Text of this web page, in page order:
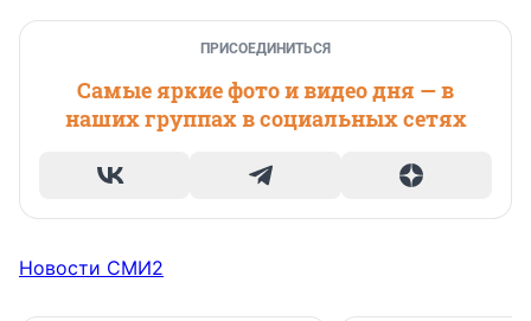
ПРИСОЕДИНИТЬСЯ
Самые яркие фото и видео дня — в
наших группах в социальных сетях
Новости СМИ2